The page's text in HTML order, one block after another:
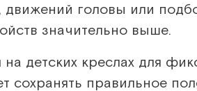
головы или
значительно выше.
детских креслах для
сохранять правильное